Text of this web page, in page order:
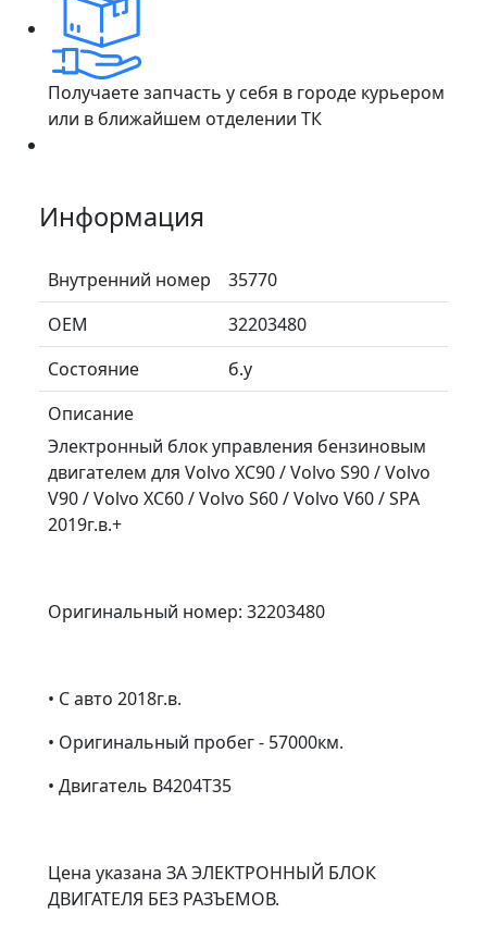
Получаете запчасть у себя в городе курьером
или в ближайшем отделении ТК
Информация
Внутренний номер
35770
ОЕМ
32203480
Состояние
б.у
Описание
Электронный блок управления бензиновым
двигателем для Volvo XC90 / Volvo S90 / Volvo
V90 / Volvo XC60 / Volvo S60 / Volvo V60 / SPA
2019г.в.+
Оригинальный номер: 32203480
• С авто 2018г.в.
• Оригинальный пробег - 57000км.
• Двигатель B4204T35
Цена указана ЗА ЭЛЕКТРОННЫЙ БЛОК
ДВИГАТЕЛЯ БЕЗ РАЗЪЕМОВ.